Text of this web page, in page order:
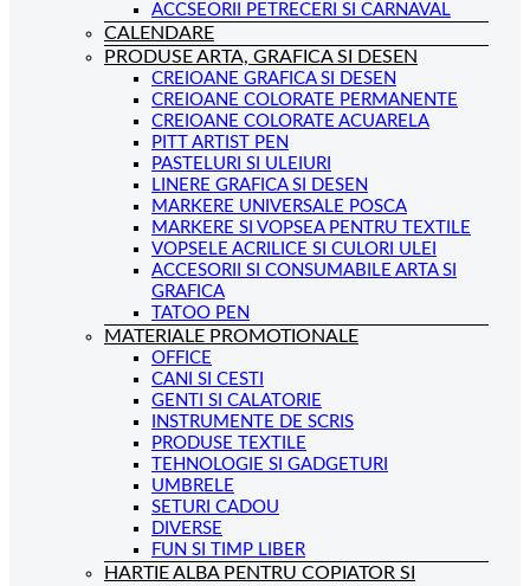
ACCSEORII PETRECERI SI CARNAVAL
CALENDARE
PRODUSE ARTA, GRAFICA SI DESEN
CREIOANE GRAFICA SI DESEN
CREIOANE COLORATE PERMANENTE
CREIOANE COLORATE ACUARELA
PITT ARTIST PEN
PASTELURI SI ULEIURI
LINERE GRAFICA SI DESEN
MARKERE UNIVERSALE POSCA
MARKERE SI VOPSEA PENTRU TEXTILE
VOPSELE ACRILICE SI CULORI ULEI
ACCESORII SI CONSUMABILE ARTA SI
GRAFICA
TATOO PEN
MATERIALE PROMOTIONALE
OFFICE
CANI SI CESTI
GENTI SI CALATORIE
INSTRUMENTE DE SCRIS
PRODUSE TEXTILE
TEHNOLOGIE SI GADGETURI
UMBRELE
SETURI CADOU
DIVERSE
FUN SI TIMP LIBER
HARTIE ALBA PENTRU COPIATOR SI